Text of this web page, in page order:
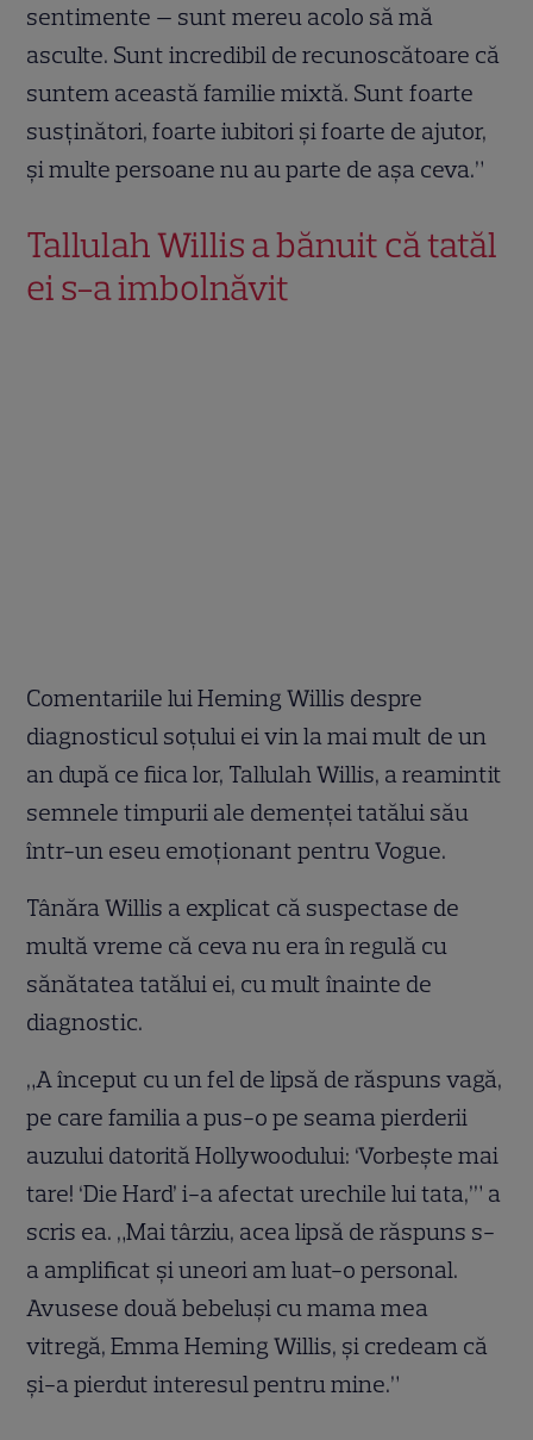
sentimente — sunt mereu acolo să mă
asculte. Sunt incredibil de recunoscătoare că
suntem această familie mixtă. Sunt foarte
susținători, foarte iubitori și foarte de ajutor,
și multe persoane nu au parte de așa ceva.”
Tallulah Willis a bănuit că tatăl
ei s-a imbolnăvit
Comentariile lui Heming Willis despre
diagnosticul soțului ei vin la mai mult de un
an după ce fiica lor, Tallulah Willis, a reamintit
semnele timpurii ale demenței tatălui său
într-un eseu emoționant pentru Vogue.
Tânăra Willis a explicat că suspectase de
multă vreme că ceva nu era în regulă cu
sănătatea tatălui ei, cu mult înainte de
diagnostic.
„A început cu un fel de lipsă de răspuns vagă,
pe care familia a pus-o pe seama pierderii
auzului datorită Hollywoodului: ‘Vorbește mai
tare! ‘Die Hard’ i-a afectat urechile lui tata,’” a
scris ea. „Mai târziu, acea lipsă de răspuns s-
a amplificat și uneori am luat-o personal.
Avusese două bebeluși cu mama mea
vitregă, Emma Heming Willis, și credeam că
și-a pierdut interesul pentru mine.”